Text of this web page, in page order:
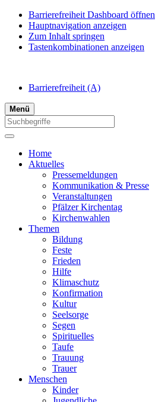
Barrierefreiheit Dashboard öffnen
Hauptnavigation anzeigen
Zum Inhalt springen
Tastenkombinationen anzeigen
Barrierefreiheit (A)
Menü
Home
Aktuelles
Pressemeldungen
Kommunikation & Presse
Veranstaltungen
Pfälzer Kirchentag
Kirchenwahlen
Themen
Bildung
Feste
Frieden
Hilfe
Klimaschutz
Konfirmation
Kultur
Seelsorge
Segen
Spirituelles
Taufe
Trauung
Trauer
Menschen
Kinder